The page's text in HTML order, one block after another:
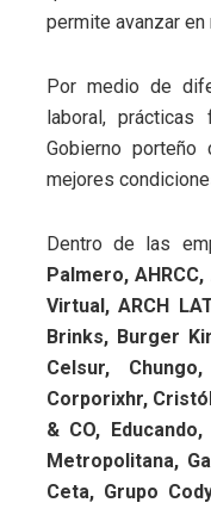
permite avanzar
Por medio de
laboral,
Gobierno
mejores
Dentro de las
Palmero,
Virtual, ARCH
Brinks, Burger
Celsur,
Corporixhr,
& CO,
Metropolitana,
Ceta, Grupo